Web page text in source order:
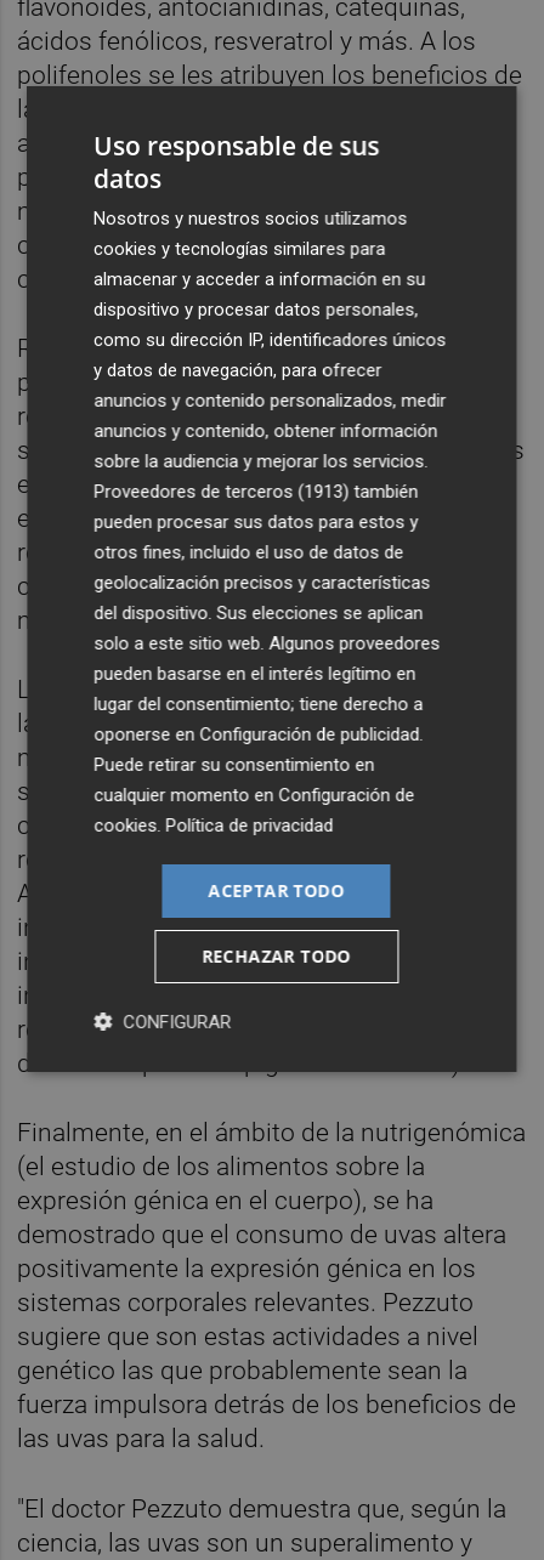
flavonoides, antocianidinas, catequinas,
ácidos fenólicos, resveratrol y más. A los
polifenoles se les atribuyen los beneficios de
las uvas para la salud, gracias a su actividad
antioxidante y a su influencia en los
procesos celulares. Es la uva entera y la
matriz única de estos compuestos la que
crea los efectos biológicos, no un solo
componente.
Recuerda en su estudio que se han
publicado más de sesenta estudios
revisados por pares en la literatura científica
sobre las uvas y la salud. El papel de las uvas
en la salud cardiovascular está bien
establecido, incluyendo la promoción de la
relajación de los vasos sanguíneos y una
circulación saludable, así como la
modulación de los niveles de colesterol.
Los ensayos clínicos también muestran que
las uvas apoyan la salud cerebral (ayudan a
mantener un metabolismo cerebral
saludable e impactos beneficiosos en la
cognición), la salud de la piel (mayor
resistencia a la radiación UV y al daño del
ADN en las células de la piel), la salud
intestinal (modulando el microbioma
intestinal y aumentando la diversidad en el
intestino) y la salud ocular (impacto
retiniano a través del aumento de la
densidad óptica del pigmento macular).
Finalmente, en el ámbito de la nutrigenómica
(el estudio de los alimentos sobre la
expresión génica en el cuerpo), se ha
demostrado que el consumo de uvas altera
positivamente la expresión génica en los
sistemas corporales relevantes. Pezzuto
sugiere que son estas actividades a nivel
genético las que probablemente sean la
fuerza impulsora detrás de los beneficios de
las uvas para la salud.
"El doctor Pezzuto demuestra que, según la
ciencia, las uvas son un superalimento y
Uso responsable de sus
datos
Nosotros y nuestros socios utilizamos
cookies y tecnologías similares para
almacenar y acceder a información en su
dispositivo y procesar datos personales,
como su dirección IP, identificadores únicos
y datos de navegación, para ofrecer
anuncios y contenido personalizados, medir
anuncios y contenido, obtener información
sobre la audiencia y mejorar los servicios.
Proveedores de terceros (1913) también
pueden procesar sus datos para estos y
otros fines, incluido el uso de datos de
geolocalización precisos y características
del dispositivo. Sus elecciones se aplican
solo a este sitio web. Algunos proveedores
pueden basarse en el interés legítimo en
lugar del consentimiento; tiene derecho a
oponerse enConfiguración de publicidad
Puede retirar su consentimiento en
cualquier momento enConfiguración de
cookies .Política de privacidad
ACEPTAR TODO
RECHAZAR TODO
CONFIGURAR